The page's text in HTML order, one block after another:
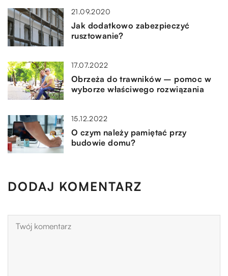
21.09.2020
Jak dodatkowo zabezpieczyć
rusztowanie?
17.07.2022
Obrzeża do trawników – pomoc w
wyborze właściwego rozwiązania
15.12.2022
O czym należy pamiętać przy
budowie domu?
DODAJ KOMENTARZ